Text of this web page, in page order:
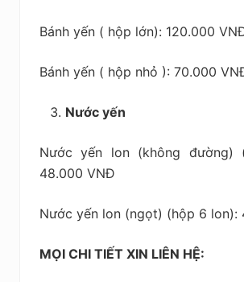
Bánh yến ( hộp lớn): 120.000
Bánh yến ( hộp nhỏ ): 70.000
Nước yến
Nước yến lon (không đường)
48.000 VNĐ
Nước yến lon (ngọt) (hộp 6 lon):
MỌI CHI TIẾT XIN LIÊN HỆ: